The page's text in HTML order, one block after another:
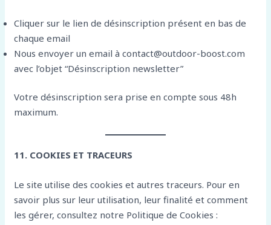
Cliquer sur le lien de désinscription présent en bas de
chaque email
Nous envoyer un email à contact@outdoor-boost.com
avec l’objet “Désinscription newsletter”
Votre désinscription sera prise en compte sous 48h
maximum.
11. COOKIES ET TRACEURS
Le site utilise des cookies et autres traceurs. Pour en
savoir plus sur leur utilisation, leur finalité et comment
les gérer, consultez notre Politique de Cookies :